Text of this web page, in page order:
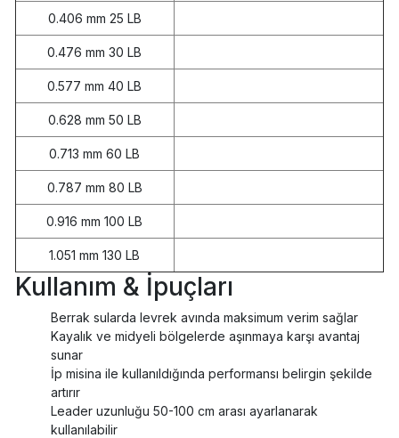
0.406 mm 25 LB
0.476 mm 30 LB
0.577 mm 40 LB
0.628 mm 50 LB
0.713 mm 60 LB
0.787 mm 80 LB
0.916 mm 100 LB
1.051 mm 130 LB
Kullanım & İpuçları
Berrak sularda levrek avında maksimum verim sağlar
Kayalık ve midyeli bölgelerde aşınmaya karşı avantaj
sunar
İp misina ile kullanıldığında performansı belirgin şekilde
artırır
Leader uzunluğu 50-100 cm arası ayarlanarak
kullanılabilir